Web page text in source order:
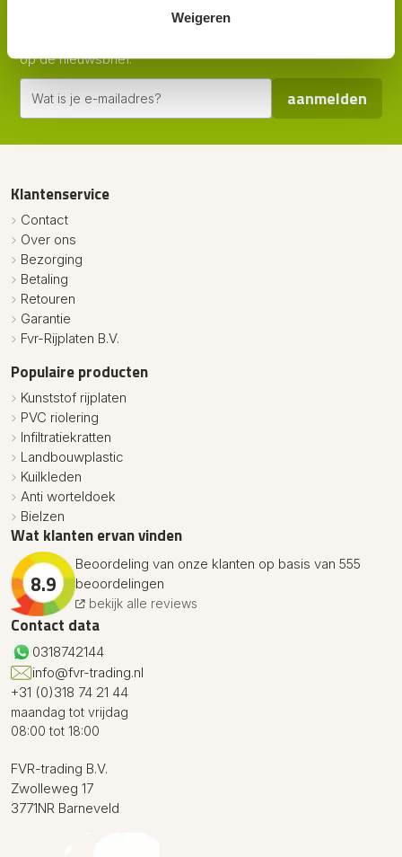
Weigeren
op de nieuwsbrief.
aanmelden
Klantenservice
Contact
Over ons
Bezorging
Betaling
Retouren
Garantie
Fvr-Rijplaten B.V.
Populaire producten
Kunststof rijplaten
PVC riolering
Infiltratiekratten
Landbouwplastic
Kuilkleden
Anti worteldoek
Bielzen
Wat klanten ervan vinden
8.9
Beoordeling van onze klanten op basis van 555
beoordelingen
bekijk alle reviews
Contact data
0318742144
info@fvr-trading.nl
+31 (0)318 74 21 44
maandag tot vrijdag
08:00 tot 18:00
FVR-trading B.V.
Zwolleweg 17
3771NR Barneveld